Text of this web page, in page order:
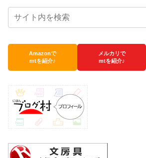
Amazonで
mtを紹介♪
メルカリで
mtを紹介♪